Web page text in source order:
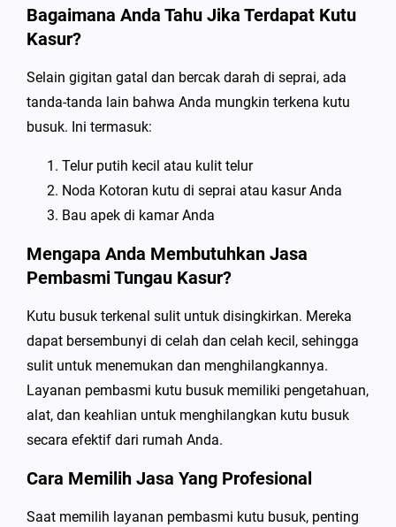
Bagaimana Anda Tahu Jika Terdapat Kutu
Kasur?
Selain gigitan gatal dan bercak darah di seprai, ada
tanda-tanda lain bahwa Anda mungkin terkena kutu
busuk. Ini termasuk:
Telur putih kecil atau kulit telur
Noda Kotoran kutu di seprai atau kasur Anda
Bau apek di kamar Anda
Mengapa Anda Membutuhkan Jasa
Pembasmi Tungau Kasur?
Kutu busuk terkenal sulit untuk disingkirkan. Mereka
dapat bersembunyi di celah dan celah kecil, sehingga
sulit untuk menemukan dan menghilangkannya.
Layanan pembasmi kutu busuk memiliki pengetahuan,
alat, dan keahlian untuk menghilangkan kutu busuk
secara efektif dari rumah Anda.
Cara Memilih Jasa Yang Profesional
Saat memilih layanan pembasmi kutu busuk, penting